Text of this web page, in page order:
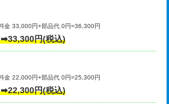
め戻し作業）
満）
）
さ10㎝まで）
ど（中作業）
処理・清掃・修
など（重作業）
33,000円
金 33,000円+部品代 0円=36,300円
円(税込)
金 22,000円+部品代 0円=25,300円
円(税込)